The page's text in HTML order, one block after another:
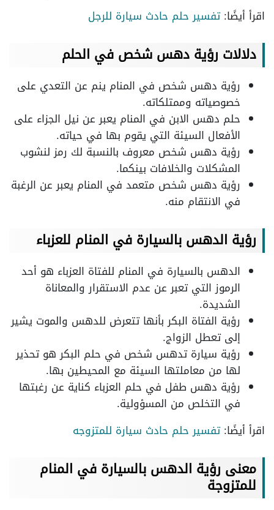
اقرأ أيضًا:تفسير حلم حادث سيارة للرجل
دلالات رؤية دهس شخص في الحلم
رؤية دهس شخص في المنام ينم عن التعدي على
خصوصياته وممتلكاته.
حلم دهس الابن في المنام يعبر عن نيل الجزاء على
الأفعال السيئة التي يقوم بها في حياته.
رؤية دهس شخص معروف بالنسبة لك رمز لنشوب
المشكلات والخلافات بينكما.
رؤية دهس شخص متعمد في المنام يعبر عن الرغبة
في الانتقام منه.
رؤية الدهس بالسيارة في المنام للعزباء
الدهس بالسيارة في المنام للفتاة العزباء هو أحد
الرموز التي تعبر عن عدم الاستقرار والمعاناة
الشديدة.
رؤية الفتاة البكر بأنها تتعرض للدهس والموت يشير
إلى تعطل الزواج.
رؤية سيارة تدهس شخص في حلم البكر هو تحذير
لها من معاملتها السيئة مع المحيطين بها.
رؤية دهس طفل في حلم العزباء كناية عن رغبتها
في التخلص من المسؤولية.
اقرأ أيضًا:تفسير حلم حادث سيارة للمتزوجه
معنى رؤية الدهس بالسيارة في المنام
للمتزوجة